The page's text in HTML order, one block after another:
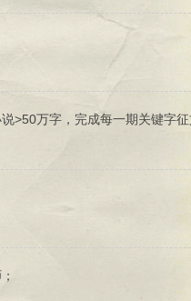
>50万字，完成每一期关键字征